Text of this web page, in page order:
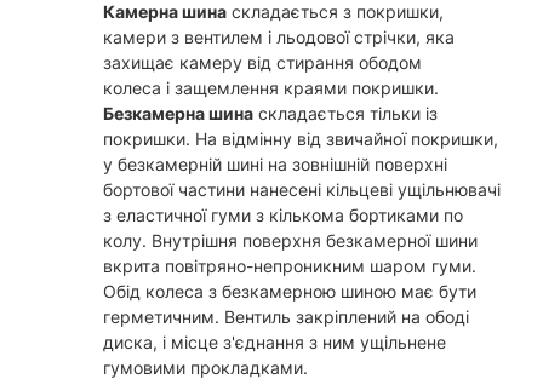
Камерна шина складається з покришки,
камери з вентилем і льодової стрічки, яка
захищає камеру від стирання ободом
колеса і защемлення краями покришки.
Безкамерна шина складається тільки із
покришки. На відмінну від звичайної покришки,
у безкамерній шині на зовнішній поверхні
бортової частини нанесені кільцеві ущільнювачі
з еластичної гуми з кількома бортиками по
колу. Внутрішня поверхня безкамерної шини
вкрита повітряно-непроникним шаром гуми.
Обід колеса з безкамерною шиною має бути
герметичним. Вентиль закріплений на ободі
диска, і місце з'єднання з ним ущільнене
гумовими прокладками.